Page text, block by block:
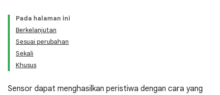
Pada halaman ini
Berkelanjutan
Sesuai perubahan
Sekali
Khusus
Sensor dapat menghasilkan peristiwa dengan cara yang